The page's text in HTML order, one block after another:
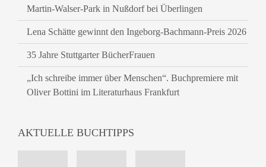
Martin-Walser-Park in Nußdorf bei Überlingen
Lena Schätte gewinnt den Ingeborg-Bachmann-Preis 2026
35 Jahre Stuttgarter BücherFrauen
„Ich schreibe immer über Menschen“. Buchpremiere mit
Oliver Bottini im Literaturhaus Frankfurt
AKTUELLE BUCHTIPPS